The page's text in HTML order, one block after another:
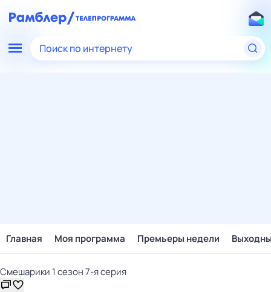
Поиск по интернету
Главная Моя программа Премьеры недели
Смешарики 1 сезон 7-я серия